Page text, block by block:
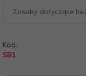
Zasoby dotyczące
Kod:
SB1